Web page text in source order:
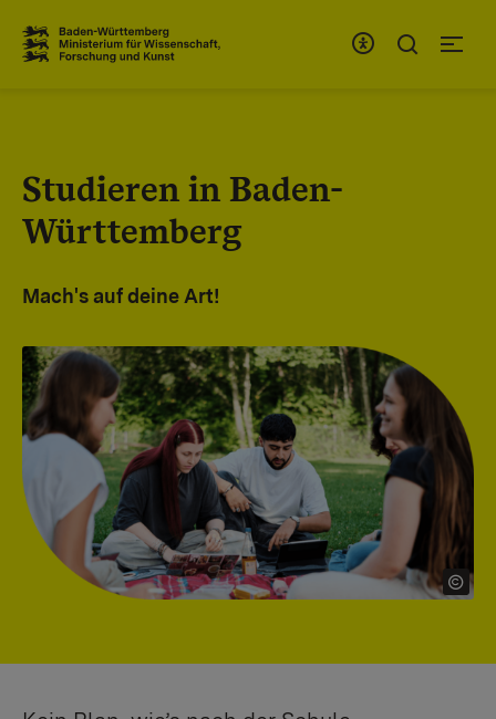
Studieren in Baden-
Württemberg
Mach's auf deine Art!